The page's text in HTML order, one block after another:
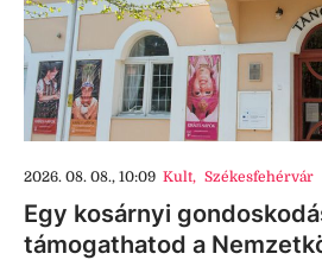
2026. 08. 08., 10:09 Kult, Székesfehérvár
Egy kosárnyi
támogathatod a